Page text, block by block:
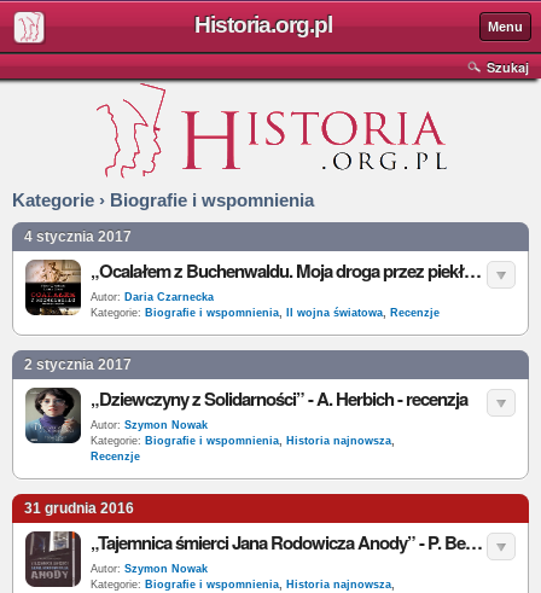
Historia.org.pl Menu
Szukaj
Kategorie › Biografie i wspomnienia
4 stycznia 2017
„Ocalałem z Buchenwaldu. Moja droga przez piekło” – F. Whitlock, L. Gros – recenzja
Autor: Daria Czarnecka
Kategorie: Biografie i wspomnienia, II wojna światowa, Recenzje
2 stycznia 2017
„Dziewczyny z Solidarności” - A. Herbich - recenzja
Autor: Szymon Nowak
Kategorie: Biografie i wspomnienia, Historia najnowsza,
Recenzje
31 grudnia 2016
„Tajemnica śmierci Jana Rodowicza Anody” - P. Benken - recenzja
Autor: Szymon Nowak
Kategorie: Biografie i wspomnienia, Historia najnowsza,